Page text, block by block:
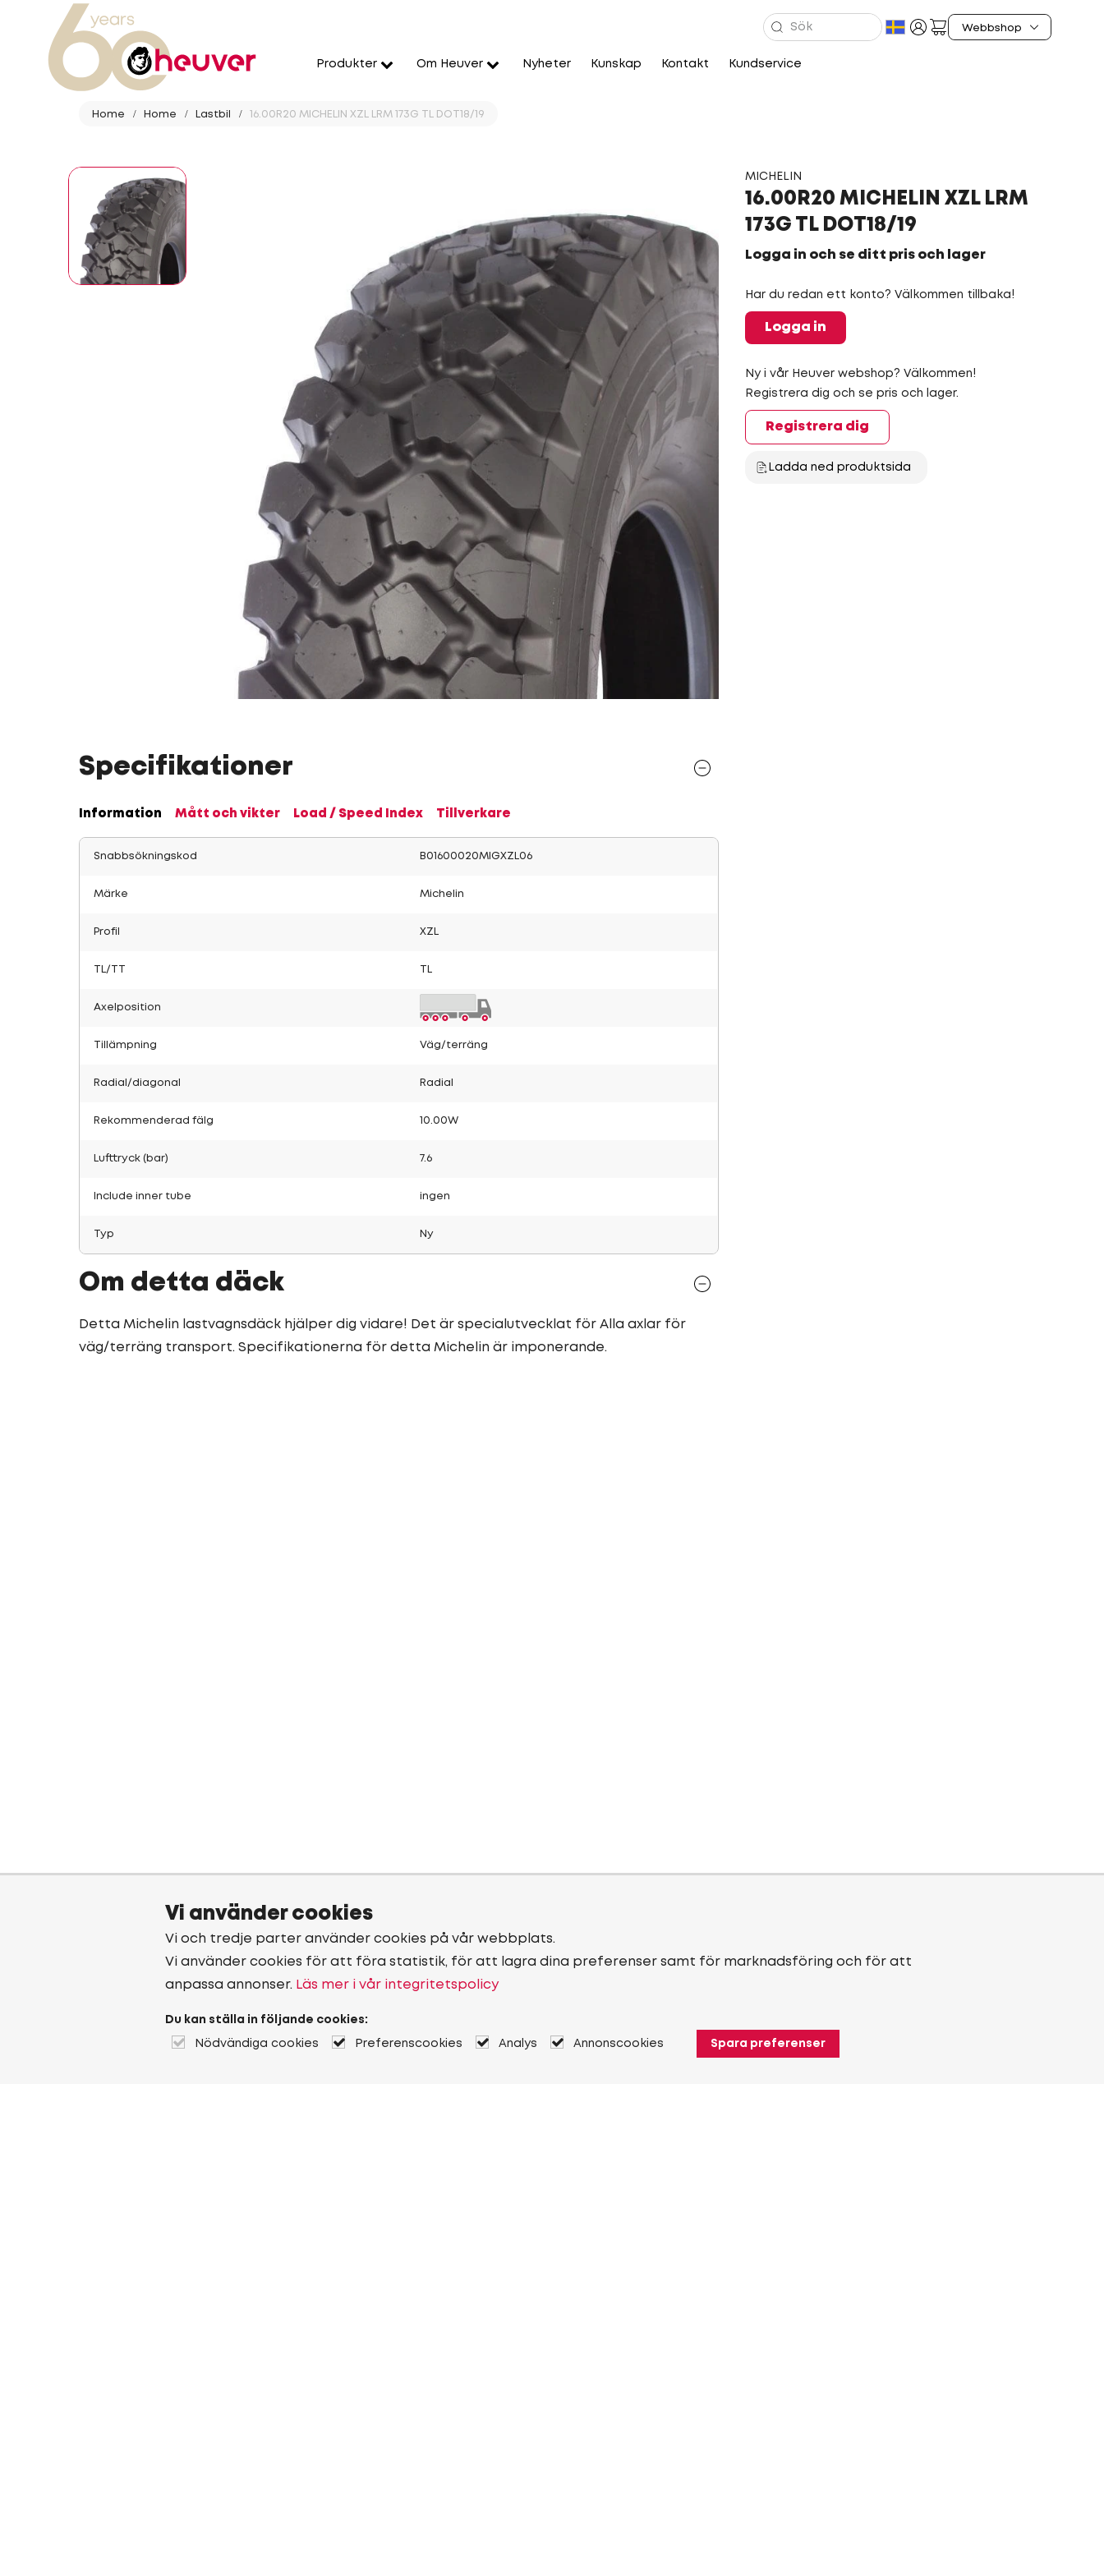
Produkter Om Heuver Nyheter Kunskap Kontakt Kundservice
Home Home Lastbil 16.00R20 MICHELIN XZL LRM 173G TL DOT18/19
MICHELIN
16.00R20 MICHELIN XZL LRM
173G TL DOT18/19
Logga in och se ditt pris och lager
Har du redan ett konto? Välkommen tillbaka!
Logga in
Ny i vår Heuver webshop? Välkommen!
Registrera dig och se pris och lager.
Registrera dig
Ladda ned produktsida
Specifikationer
Information Mått och vikter Load / Speed Index Tillverkare
Snabbsökningskod B01600020MIGXZL06
Märke Michelin
Profil XZL
TL/TT
Axelposition
Tillämpning Väg/terräng
Radial/diagonal Radial
Rekommenderad fälg 10.00W
Lufttryck (bar) 7.6
Include inner tube ingen
Typ Ny
Om detta däck
Detta Michelin lastvagnsdäck hjälper dig vidare! Det är specialutvecklat för Alla axlar för
väg/terräng transport. Specifikationerna för detta Michelin är imponerande.
Vi använder cookies
Vi och tredje parter använder cookies på vår webbplats.
Vi använder cookies för att föra statistik, för att lagra dina preferenser samt för marknadsföring och för att
anpassa annonser. Läs mer i vår integritetspolicy
Du kan ställa in följande cookies:
Nödvändiga cookies Preferenscookies Analys Annonscookies Spara preferenser